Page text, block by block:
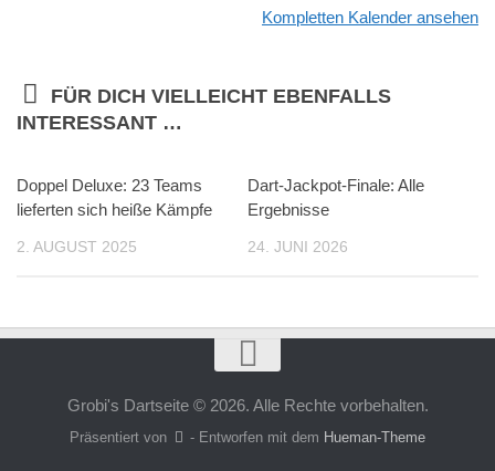
Kompletten Kalender ansehen
FÜR DICH VIELLEICHT EBENFALLS
INTERESSANT …
Doppel Deluxe: 23 Teams
lieferten sich heiße Kämpfe
2. AUGUST 2025
Dart-Jackpot-Finale: Alle
Ergebnisse
24. JUNI 2026
Grobi's Dartseite © 2026. Alle Rechte vorbehalten.
Präsentiert von - Entworfen mit dem Hueman-Theme